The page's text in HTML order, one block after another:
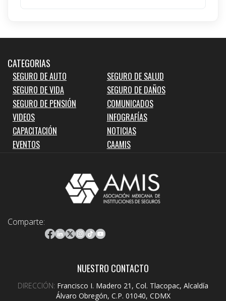
CATEGORIAS
SEGURO DE AUTO
SEGURO DE SALUD
SEGURO DE VIDA
SEGURO DE DAÑOS
SEGURO DE PENSIÓN
COMUNICADOS
VIDEOS
INFOGRAFÍAS
CAPACITACIÓN
NOTICIAS
EVENTOS
CAAMIS
Comparte:
NUESTRO CONTACTO
DIRECCIÓN: Francisco I. Madero 21, Col. Tlacopac, Alcaldía
Álvaro Obregón, C.P. 01040, CDMX